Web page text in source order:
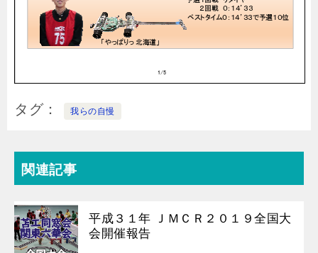
タグ 我らの自慢
関連記事
平成３１年 ＪＭＣＲ２０１９全国大
会開催報告